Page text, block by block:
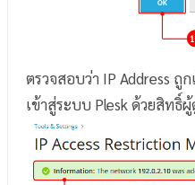
ตรวจสอบว่า IP Address
เข้าสู่ระบบ Plesk ด้วยสิทธิ์